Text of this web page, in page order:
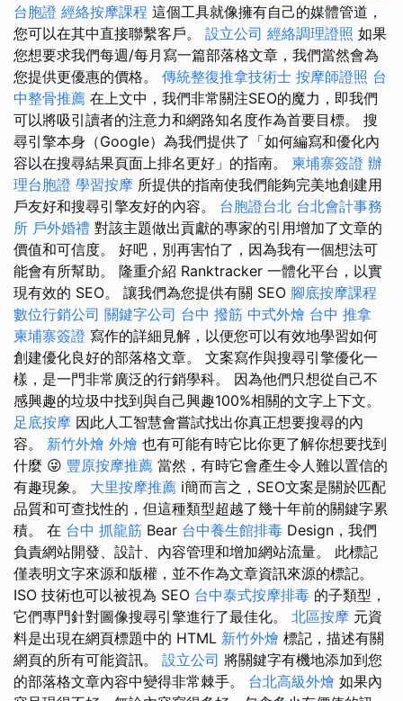
台胞證 經絡按摩課程 這個工具就像擁有自己的媒體管道，
您可以在其中直接聯繫客戶。 設立公司 經絡調理證照 如果
您想要求我們每週/每月寫一篇部落格文章，我們當然會為
您提供更優惠的價格。 傳統整復推拿技術士 按摩師證照 台
中整骨推薦 在上文中，我們非常關注SEO的魔力，即我們
可以將吸引讀者的注意力和網路知名度作為首要目標。 搜
尋引擎本身（Google）為我們提供了「如何編寫和優化內
容以在搜尋結果頁面上排名更好」的指南。 柬埔寨簽證 辦
理台胞證 學習按摩 所提供的指南使我們能夠完美地創建用
戶友好和搜尋引擎友好的內容。 台胞證台北 台北會計事務
所 戶外婚禮 對該主題做出貢獻的專家的引用增加了文章的
價值和可信度。 好吧，別再害怕了，因為我有一個想法可
能會有所幫助。 隆重介紹 Ranktracker 一體化平台，以實
現有效的 SEO。 讓我們為您提供有關 SEO 腳底按摩課程
數位行銷公司 關鍵字公司 台中 撥筋 中式外燴 台中 推拿
柬埔寨簽證 寫作的詳細見解，以便您可以有效地學習如何
創建優化良好的部落格文章。 文案寫作與搜尋引擎優化一
樣，是一門非常廣泛的行銷學科。 因為他們只想從自己不
感興趣的垃圾中找到與自己興趣100%相關的文字上下文。
足底按摩 因此人工智慧會嘗試找出你真正想要搜尋的內
容。 新竹外燴 外燴 也有可能有時它比你更了解你想要找到
什麼 😜 豐原按摩推薦 當然，有時它會產生令人難以置信的
有趣現象。 大里按摩推薦 ℹ️簡而言之，SEO文案是關於匹配
品質和可查找性的，但這種類型超越了幾十年前的關鍵字累
積。 在 台中 抓龍筋 Bear 台中養生館排毒 Design，我們
負責網站開發、設計、內容管理和增加網站流量。 此標記
僅表明文字來源和版權，並不作為文章資訊來源的標記。
ISO 技術也可以被視為 SEO 台中泰式按摩排毒 的子類型，
它們專門針對圖像搜尋引擎進行了最佳化。 北區按摩 元資
料是出現在網頁標題中的 HTML 新竹外燴 標記，描述有關
網頁的所有可能資訊。 設立公司 將關鍵字有機地添加到您
的部落格文章內容中變得非常棘手。 台北高級外燴 如果內